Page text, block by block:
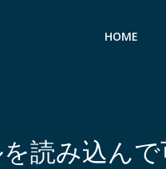
HOME
読み込ん